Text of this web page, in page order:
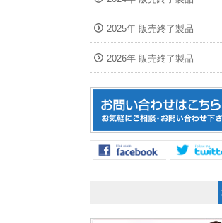
2025年 販売終了製品
2026年 販売終了製品